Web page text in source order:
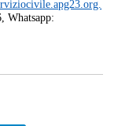
Whatsapp: